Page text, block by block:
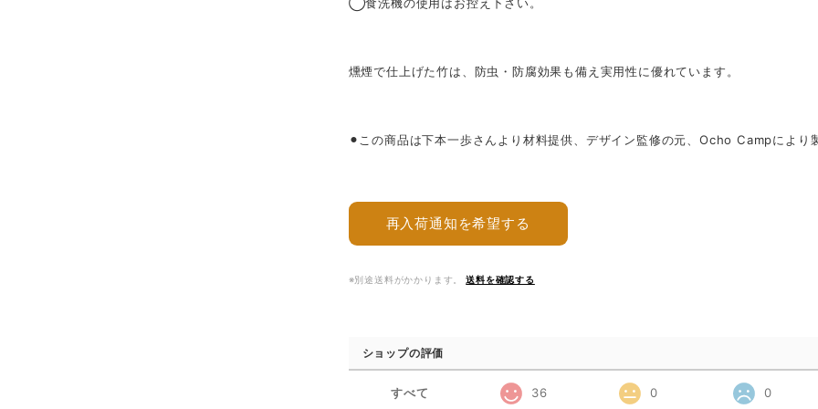
燻煙で仕上げた竹は、防虫・防腐効果も備え実用性に優れています。
⚫︎この商品は下本一歩さんより材料提供、デザイン監修の元、Ocho Campにより
再入荷通知を希望する
※別途送料がかかります。 送料を確認する
ショップの評価
すべて 36 0 0